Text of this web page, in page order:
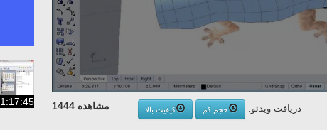
مشاهده 1444 دریافت ویدئو: حجم کم
کیفیت بالا
1:17:45